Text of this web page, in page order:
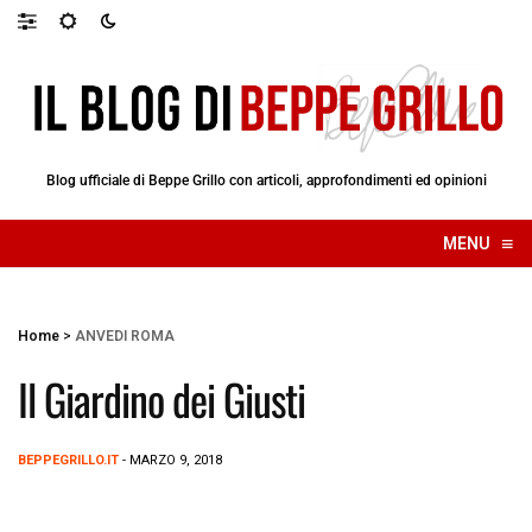
Blog ufficiale di Beppe Grillo con articoli, approfondimenti ed opinioni
MENU ≡
☰
Home > ANVEDI ROMA
Il Giardino dei Giusti
BEPPEGRILLO.IT - MARZO 9, 2018